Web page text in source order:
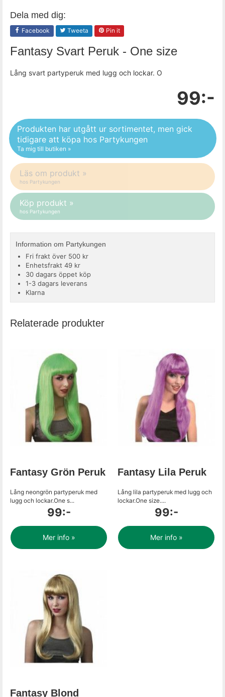
Dela med dig:
Facebook Tweeta Pin it
Fantasy Svart Peruk - One size
Lång svart partyperuk med lugg och lockar. O
99:-
Produkten har utgått ur sortimentet, men gick
tidigare att köpa hos Partykungen
Ta mig till butiken »
Läs om produkt »
hos Partykungen
Köp produkt »
hos Partykungen
Information om Partykungen
Fri frakt över 500 kr
Enhetsfrakt 49 kr
30 dagars öppet köp
1-3 dagars leverans
Klarna
Relaterade produkter
Fantasy Grön Peruk
Lång neongrön partyperuk med
lugg och lockar.One s...
99:-
Mer info »
Fantasy Lila Peruk
Lång lila partyperuk med lugg och
lockar.One size....
99:-
Mer info »
Fantasy Blond